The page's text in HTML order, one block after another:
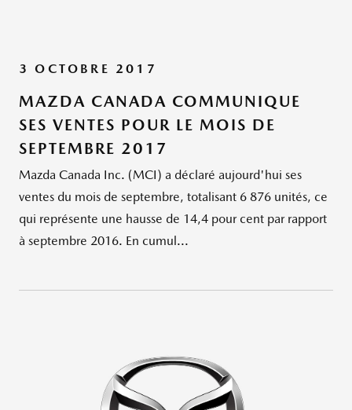
3 OCTOBRE 2017
MAZDA CANADA COMMUNIQUE
SES VENTES POUR LE MOIS DE
SEPTEMBRE 2017
Mazda Canada Inc. (MCI) a déclaré aujourd'hui ses
ventes du mois de septembre, totalisant 6 876 unités, ce
qui représente une hausse de 14,4 pour cent par rapport
à septembre 2016. En cumul...